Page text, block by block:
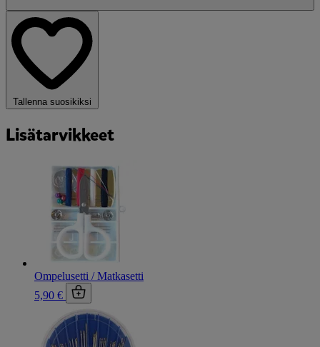
Tallenna suosikiksi
Lisätarvikkeet
Ompelusetti / Matkasetti
5,90 €